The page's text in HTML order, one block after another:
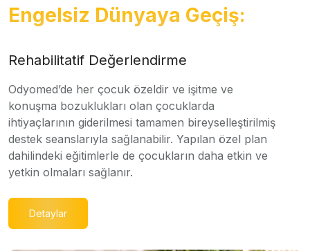
Engelsiz Dünyaya Geçiş:
Rehabilitatif Değerlendirme
Odyomed’de her çocuk özeldir ve işitme ve
konuşma bozuklukları olan çocuklarda
ihtiyaçlarının giderilmesi tamamen bireyselleştirilmiş
destek seanslarıyla sağlanabilir. Yapılan özel plan
dahilindeki eğitimlerle de çocukların daha etkin ve
yetkin olmaları sağlanır.
Detaylar